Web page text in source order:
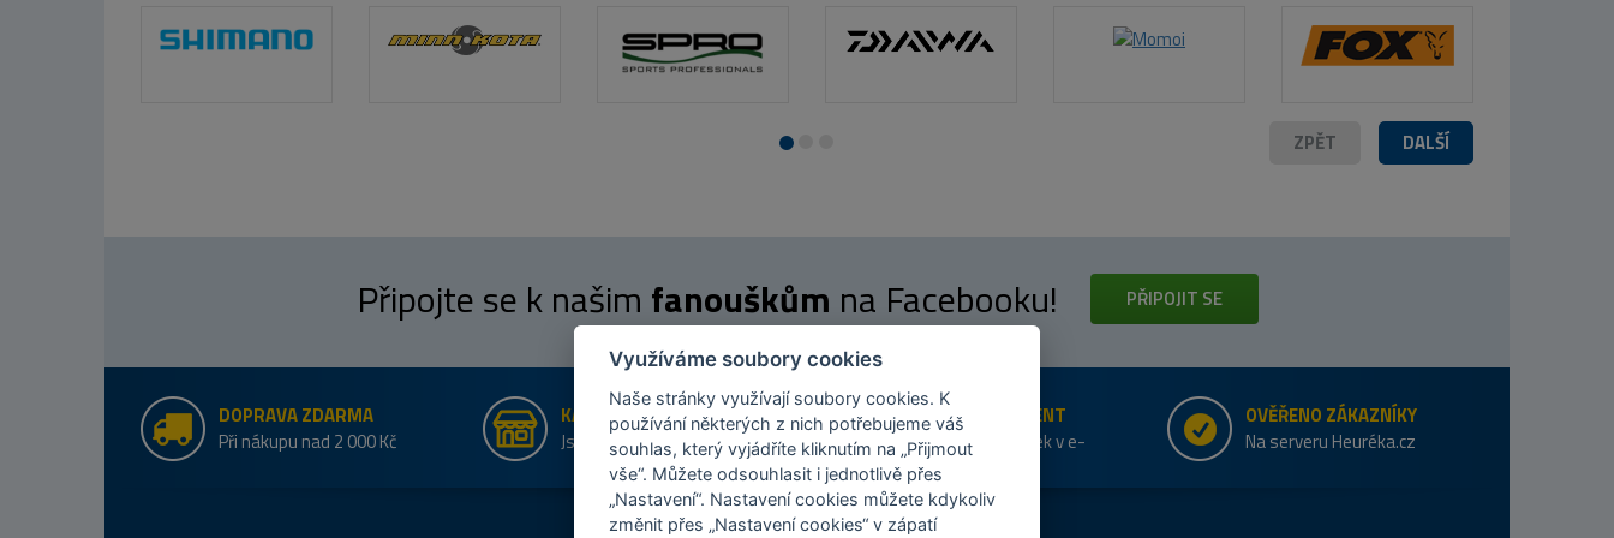
DALŠÍ
ZPĚT
Připojte se k našim fanouškům na Facebooku! PŘIPOJIT SE
DOPRAVA ZDARMA
Při nákupu nad 2 000 Kč
KAMENNÉ PRODEJNY
Jsme na trhu více než 10 let
ŠIROKÝ SORTIMENT
Přes 20 tis. položek v e-
shopu
OVĚŘENO ZÁKAZNÍKY
Na serveru Heuréka.cz
Využíváme soubory cookies
Naše stránky využívají soubory cookies. K
používání některých z nich potřebujeme váš
souhlas, který vyjádříte kliknutím na „Přijmout
vše“. Můžete odsouhlasit i jednotlivě přes
„Nastavení“. Nastavení cookies můžete kdykoliv
změnit přes „Nastavení cookies“ v zápatí